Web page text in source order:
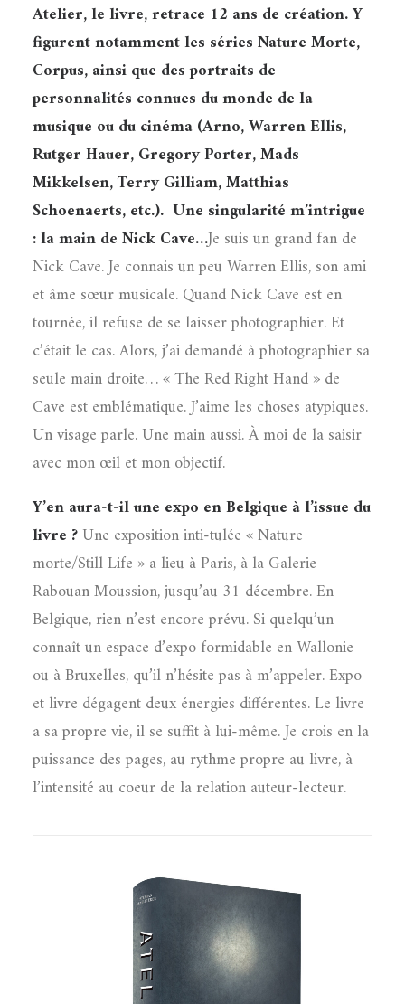
Atelier, le livre, retrace 12 ans de création. Y
figurent notamment les séries Nature Morte,
Corpus, ainsi que des portraits de
personnalités connues du monde de la
musique ou du cinéma (Arno, Warren Ellis,
Rutger Hauer, Gregory Porter, Mads
Mikkelsen, Terry Gilliam, Matthias
Schoenaerts, etc.). Une singularité m’intrigue
: la main de Nick Cave…Je suis un grand fan de
Nick Cave. Je connais un peu Warren Ellis, son ami
et âme sœur musicale. Quand Nick Cave est en
tournée, il refuse de se laisser photographier. Et
c’était le cas. Alors, j’ai demandé à photographier sa
seule main droite… « The Red Right Hand » de
Cave est emblématique. J’aime les choses atypiques.
Un visage parle. Une main aussi. À moi de la saisir
avec mon œil et mon objectif.
Y’en aura-t-il une expo en Belgique à l’issue du
livre ?Une exposition inti-tulée « Nature
morte/Still Life » a lieu à Paris, à la Galerie
Rabouan Moussion, jusqu’au 31 décembre. En
Belgique, rien n’est encore prévu. Si quelqu’un
connaît un espace d’expo formidable en Wallonie
ou à Bruxelles, qu’il n’hésite pas à m’appeler. Expo
et livre dégagent deux énergies différentes. Le livre
a sa propre vie, il se suffit à lui-même. Je crois en la
puissance des pages, au rythme propre au livre, à
l’intensité au coeur de la relation auteur-lecteur.